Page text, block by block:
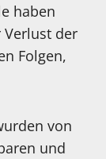
haben
Verlust der
Folgen,
von
und